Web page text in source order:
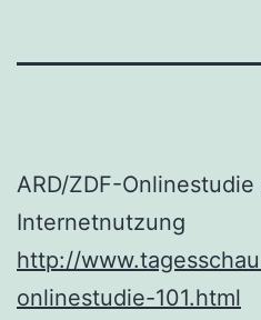
ARD/ZDF-
Internetnutzung
http://
onlinestudie-101.html